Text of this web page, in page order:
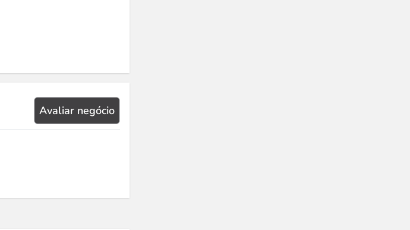
Avaliar negócio